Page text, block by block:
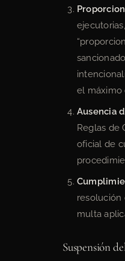
el máximo
Ausencia
Reglas de
oficial de
resolución
multa
Suspensión